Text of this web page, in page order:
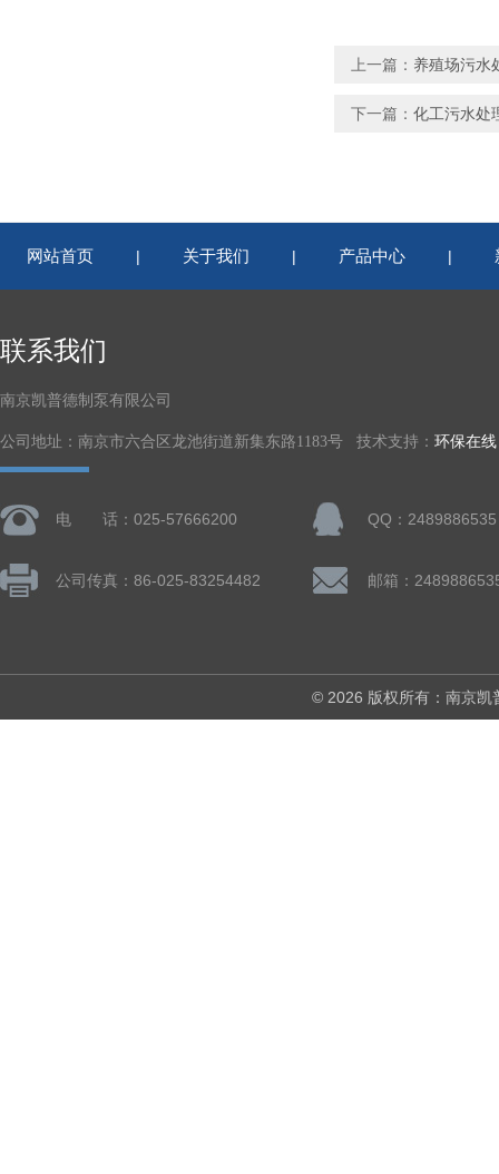
上一篇： 养殖场污水
下一篇： 化工污水处
网站首页 | 关于我们 | 产品中心 |
联系我们
南京凯普德制泵有限公司
公司地址：南京市六合区龙池街道新集东路1183号 技术支持： 环保在线
电 话：025-57666200 QQ：2489886535
公司传真：86-025-83254482 邮箱：
© 2026 版权所有：南京